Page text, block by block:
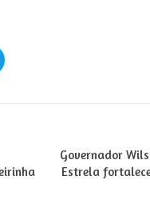
Governador
Estrela